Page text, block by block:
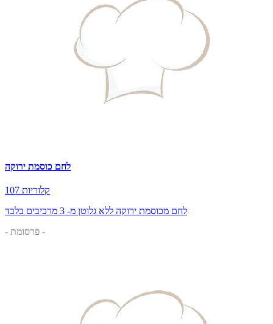
לחם כוסמת ירוקה
107 קלוריות
לחם מכוסמת ירוקה ללא גלוטן מ- 3 מרכיבים בלבד
- פרסומת -